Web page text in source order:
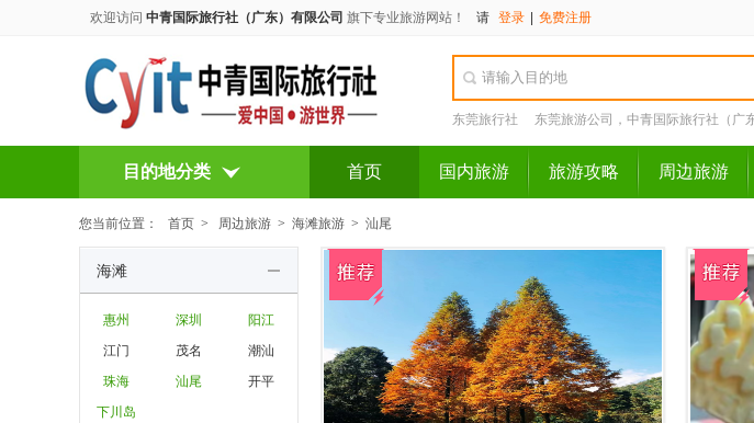
欢迎访问 中青国际旅行社（广东）有限公司 旗下专业旅游网站！ 请 登录 免费注册
东莞旅行社 东莞旅游公司，中青国际旅行社（广
目的地分类 首页 国内旅游 旅游攻略 周边旅游
您当前位置： 首页 > 周边旅游 > 海滩旅游 > 汕尾
海滩
惠州 深圳
阳江
江门
茂名
潮汕
珠海
汕尾
开平
下川岛